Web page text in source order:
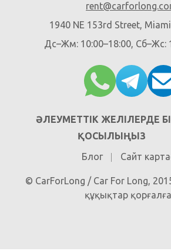
1940 NE 153rd Street,
Дс–Жм: 10:00–18:00, Сб–Жс:
ӘЛЕУМЕТТІК ЖЕЛІЛЕРДЕ
ҚОСЫЛЫҢЫЗ
Блог
Сайт
© CarForLong / Car For Long,
құқықтар